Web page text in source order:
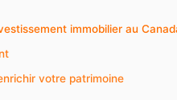
immobilier au
votre patrimoine